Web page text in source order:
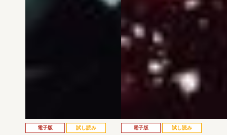
電子版 試し読み 電子版 試し読み